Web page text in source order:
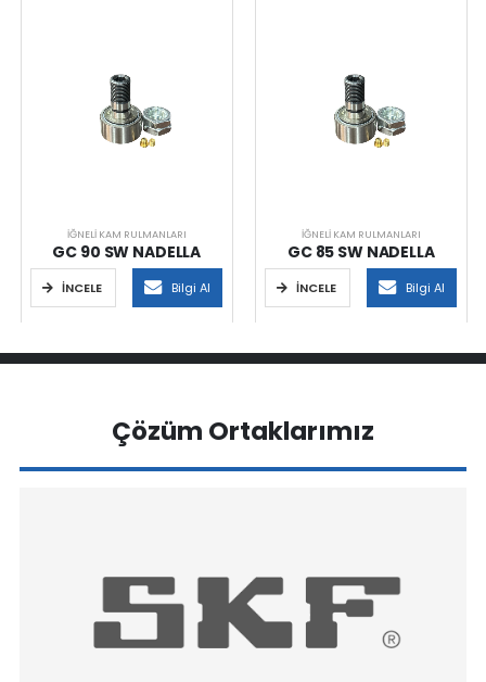
İĞNELI KAM RULMANLARI
GC 90 SW NADELLA
İNCELE Bilgi Al
İĞNELI KAM RULMANLARI
GC 85 SW NADELLA
İNCELE Bilgi Al
Çözüm Ortaklarımız